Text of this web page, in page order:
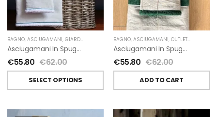
BAGNO, ASCIUGAMANI, GIARDINO SEGRETO
Asciugamani In Spugna E Lino Di Giardino Segreto
€55.80 €62.00
SELECT OPTIONS
BAGNO, ASCIUGAMANI, OUTLET,
Asciugamani In Spugna E Lino Di Giardino Segreto
€55.80 €62.00
ADD TO CART